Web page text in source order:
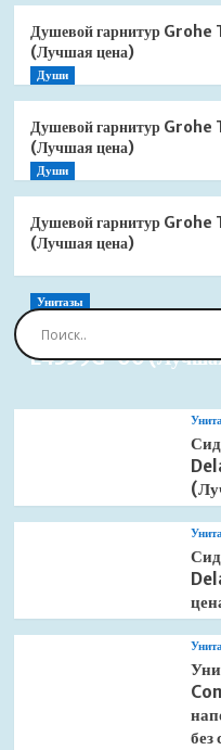
Душевой гарнитур
(Лучшая цена)
Души
Душевой гарнитур
(Лучшая цена)
Души
Душевой гарнитур
(Лучшая цена)
Унитазы
Сиденье для
E4359G-00